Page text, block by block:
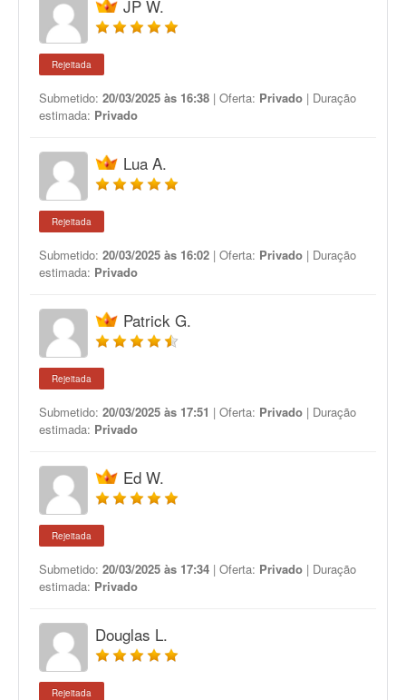
JP W.
Rejeitada
Submetido: 20/03/2025 às 16:38 | Oferta: Privado | Duração
estimada: Privado
Lua A.
Rejeitada
Submetido: 20/03/2025 às 16:02 | Oferta: Privado | Duração
estimada: Privado
Patrick G.
Rejeitada
Submetido: 20/03/2025 às 17:51 | Oferta: Privado | Duração
estimada: Privado
Ed W.
Rejeitada
Submetido: 20/03/2025 às 17:34 | Oferta: Privado | Duração
estimada: Privado
Douglas L.
Rejeitada